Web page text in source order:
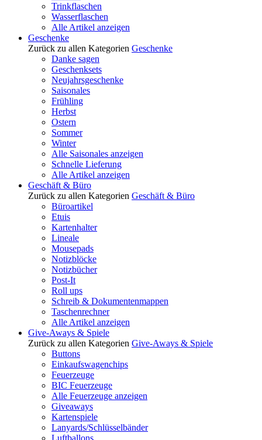
Trinkflaschen
Wasserflaschen
Alle Artikel anzeigen
Geschenke
Zurück zu allen Kategorien Geschenke
Danke sagen
Geschenksets
Neujahrsgeschenke
Saisonales
Frühling
Herbst
Ostern
Sommer
Winter
Alle Saisonales anzeigen
Schnelle Lieferung
Alle Artikel anzeigen
Geschäft & Büro
Zurück zu allen Kategorien Geschäft & Büro
Büroartikel
Etuis
Kartenhalter
Lineale
Mousepads
Notizblöcke
Notizbücher
Post-It
Roll ups
Schreib & Dokumentenmappen
Taschenrechner
Alle Artikel anzeigen
Give-Aways & Spiele
Zurück zu allen Kategorien Give-Aways & Spiele
Buttons
Einkaufswagenchips
Feuerzeuge
BIC Feuerzeuge
Alle Feuerzeuge anzeigen
Giveaways
Kartenspiele
Lanyards/Schlüsselbänder
Luftballons